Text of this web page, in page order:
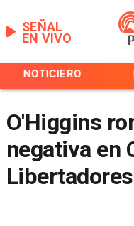
EN VIVO
SEÑAL
NOTICIERO
O'Higgins
negativa en
Libertadores